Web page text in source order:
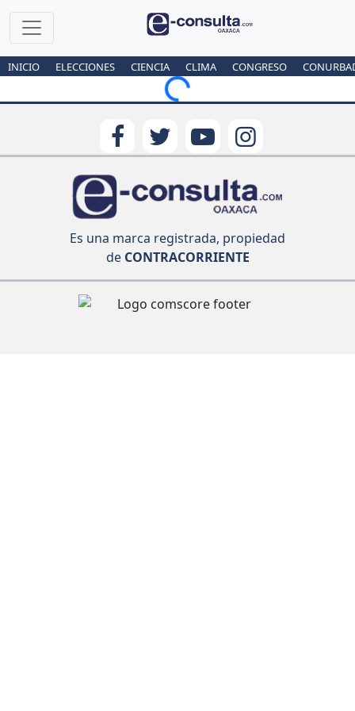
INICIO ELECCIONES CIENCIA CLIMA CONGRESO
Loading...
Es una marca registrada, propiedad
deCONTRACORRIENTE